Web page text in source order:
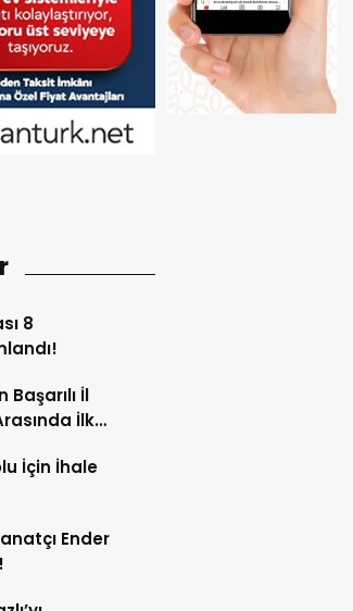
8
Başarılı İl
İlk
İçin İhale
Ender